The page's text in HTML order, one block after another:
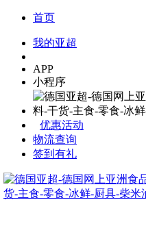
首页
我的亚超
APP
小程序
优惠活动
物流查询
签到有礼